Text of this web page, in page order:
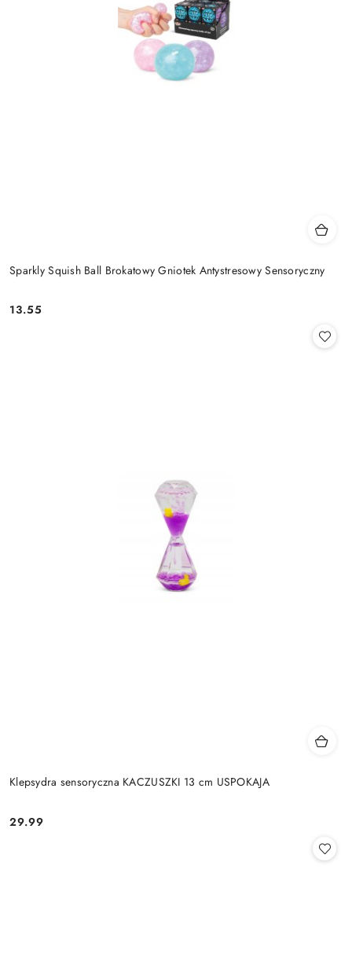
Sparkly Squish Ball Brokatowy Gniotek Antystresowy Sensoryczny
Cena:
13.55
Klepsydra sensoryczna KACZUSZKI 13 cm USPOKAJA
Cena:
29.99